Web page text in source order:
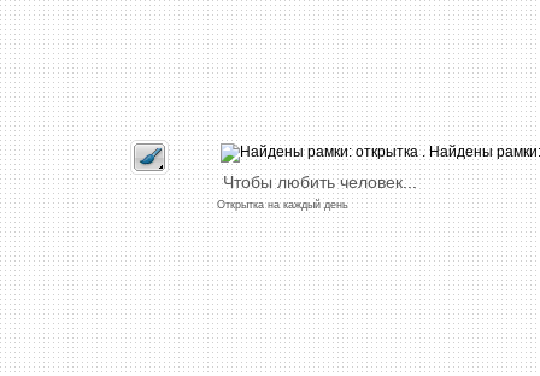
Чтобы любить человек...
Открытка на каждый день